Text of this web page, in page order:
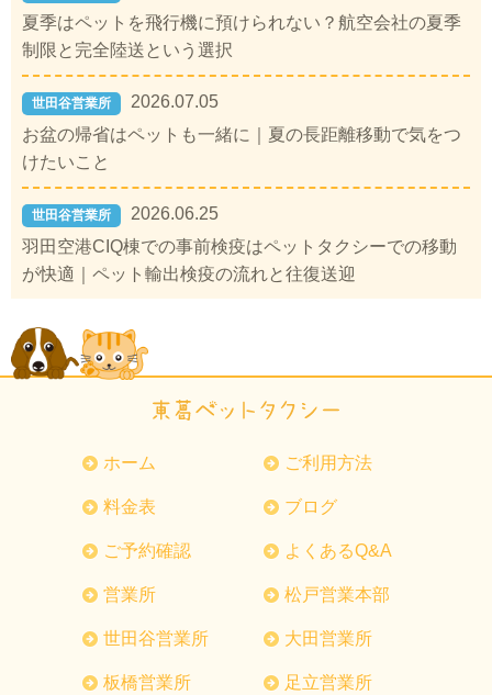
夏季はペットを飛行機に預けられない？航空会社の夏季
制限と完全陸送という選択
世田谷営業所
2026.07.05
お盆の帰省はペットも一緒に｜夏の長距離移動で気をつ
けたいこと
世田谷営業所
2026.06.25
羽田空港CIQ棟での事前検疫はペットタクシーでの移動
が快適｜ペット輸出検疫の流れと往復送迎
ホーム ご利用方法
料金表 ブログ
ご予約確認 よくあるQ&A
営業所 松戸営業本部
世田谷営業所 大田営業所
板橋営業所 足立営業所